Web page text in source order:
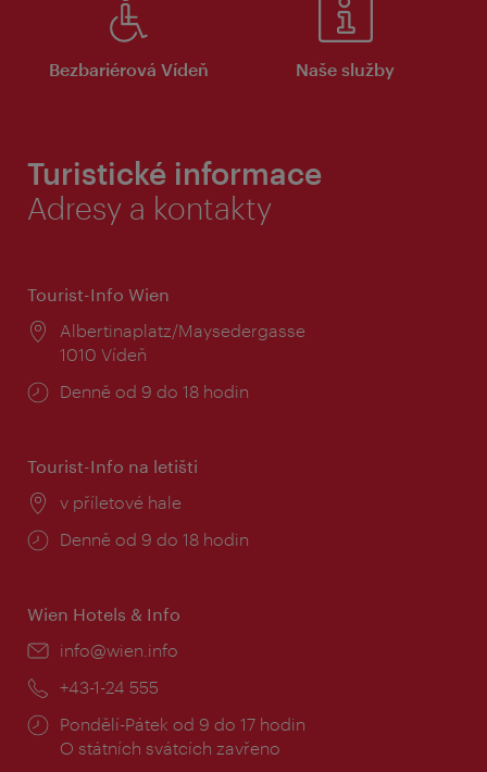
Bezbariérová Vídeň Naše služby
Turistické informace
Adresy a kontakty
Tourist-Info Wien
Místo:
Albertinaplatz/Maysedergasse
1010 Vídeň
Provozní
Denně od 9 do 18 hodin
Tourist-Info na letišti
Místo:
v příletové hale
Provozní
Denně od 9 do 18 hodin
Wien Hotels & Info
E-
info@wien.info
Telefon:
+43-1-24 555
Provozní
doba:
Pondělí-Pátek od 9 do 17 hodin
O státních svátcích zavřeno